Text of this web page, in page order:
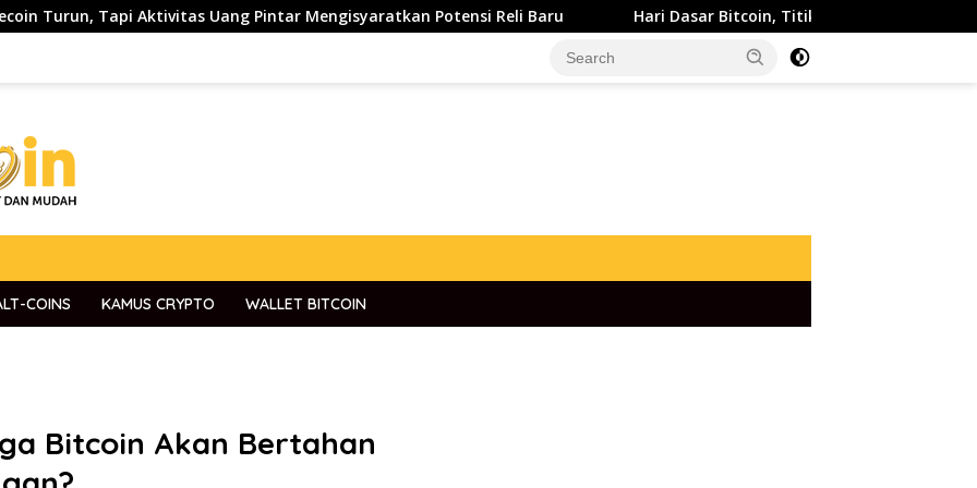
Aktivitas Uang Pintar Mengisyaratkan Potensi Reli Baru Hari Dasar Bitcoin, Titik Balik Besar atau Awal Koreksi
COINS KAMUS CRYPTO WALLET BITCOIN
Bitcoin Akan Bertahan